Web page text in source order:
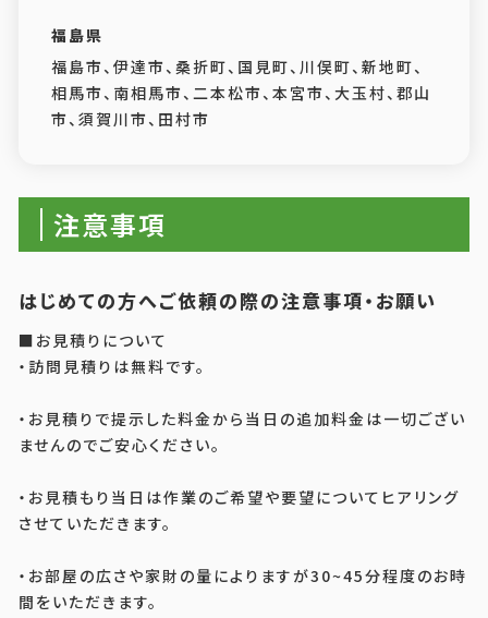
福島県
福島市、伊達市、桑折町、国見町、川俣町、新地町、
相馬市、南相馬市、二本松市、本宮市、大玉村、郡山
市、須賀川市、田村市
注意事項
はじめての方へご依頼の際の注意事項・お願い
■お見積りについて
・訪問見積りは無料です。
・お見積りで提示した料金から当日の追加料金は一切ござい
ませんのでご安心ください。
・お見積もり当日は作業のご希望や要望についてヒアリング
させていただきます。
・お部屋の広さや家財の量によりますが30~45分程度のお時
間をいただきます。